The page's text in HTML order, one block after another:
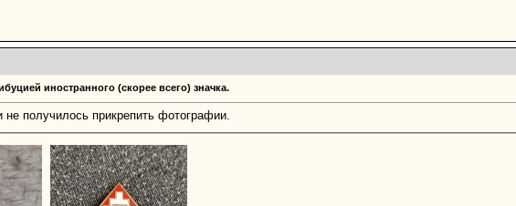
иностранного (скорее всего) значка.
получилось прикрепить фотографии.